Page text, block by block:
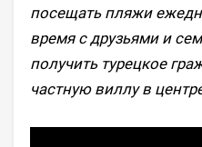
посещать пляжи
время с друзьями и
получить турецкое
частную виллу в